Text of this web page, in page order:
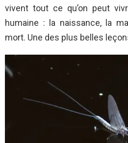
vivent tout ce qu’on peut
humaine : la naissance, la
mort. Une des plus belles